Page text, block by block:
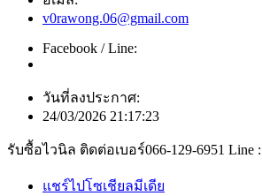
v0rawong.06@gmail.com
Facebook / Line:
วันที่ลงประกาศ:
24/03/2026 21:17:23
รับซื้อไวนิล ติดต่อเบอร์066-129-6951 Line :
แชร์ไปโซเชียลมีเดีย